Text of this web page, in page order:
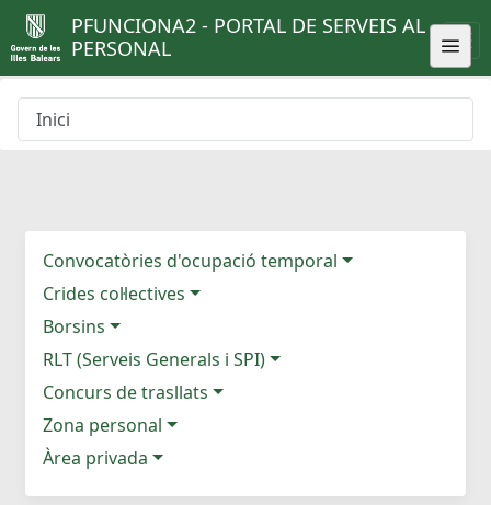
PFUNCIONA2 - PORTAL DE SERVEIS AL
PERSONAL
Inici
Convocatòries d'ocupació temporal
Crides col·lectives
Borsins
RLT (Serveis Generals i SPI)
Concurs de trasllats
Zona personal
Àrea privada